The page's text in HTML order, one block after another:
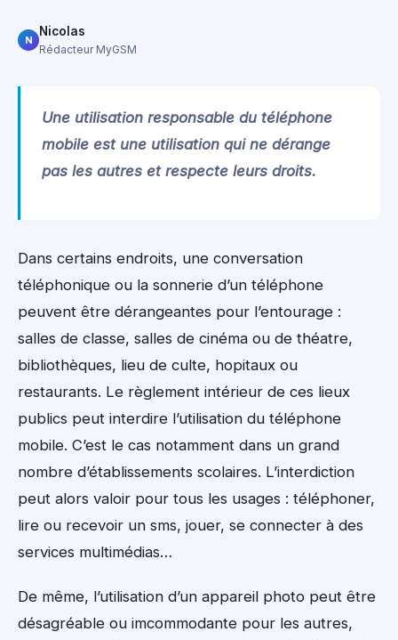
N
Nicolas
Rédacteur MyGSM
Une utilisation responsable du téléphone
mobile est une utilisation qui ne dérange
pas les autres et respecte leurs droits.
Dans certains endroits, une conversation
téléphonique ou la sonnerie d’un téléphone
peuvent être dérangeantes pour l’entourage :
salles de classe, salles de cinéma ou de théatre,
bibliothèques, lieu de culte, hopitaux ou
restaurants. Le règlement intérieur de ces lieux
publics peut interdire l’utilisation du téléphone
mobile. C’est le cas notamment dans un grand
nombre d’établissements scolaires. L’interdiction
peut alors valoir pour tous les usages : téléphoner,
lire ou recevoir un sms, jouer, se connecter à des
services multimédias…
De même, l’utilisation d’un appareil photo peut être
désagréable ou imcommodante pour les autres,